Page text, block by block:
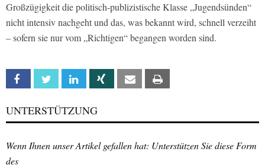
Großzügigkeit die politisch-publizistische Klasse „Jugendsünden“
nicht intensiv nachgeht und das, was bekannt wird, schnell verzeiht
– sofern sie nur vom „Richtigen“ begangen worden sind.
Facebook Twitter Linkedin Xing Email
UNTERSTÜTZUNG
Wenn Ihnen unser Artikel gefallen hat: Unterstützen Sie diese Form
des